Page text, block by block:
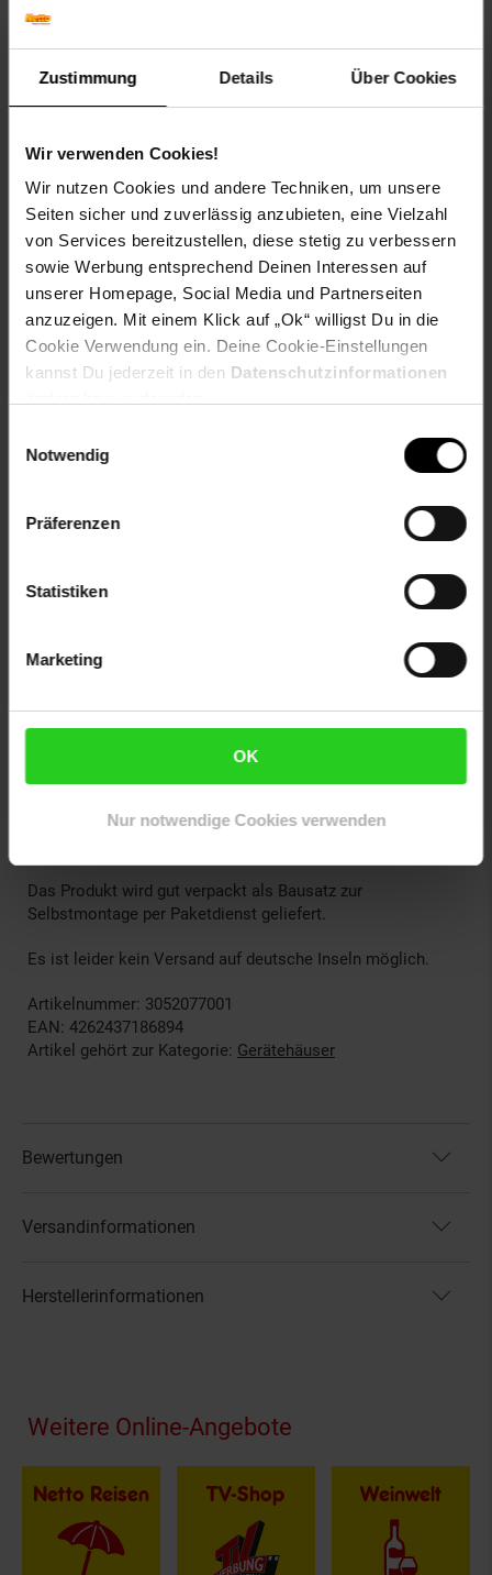
Zustimmung Details Über Cookies
Wir verwenden Cookies!
Wir nutzen Cookies und andere Techniken, um unsere
Seiten sicher und zuverlässig anzubieten, eine Vielzahl
von Services bereitzustellen, diese stetig zu verbessern
sowie Werbung entsprechend Deinen Interessen auf
unserer Homepage, Social Media und Partnerseiten
anzuzeigen. Mit einem Klick auf „Ok“ willigst Du in die
Cookie Verwendung ein. Deine Cookie-Einstellungen
kannst Du jederzeit in den Datenschutzinformationen
Notwendig
Präferenzen
Statistiken
Marketing
OK
Nur notwendige Cookies verwenden
Marke: Juskys
Farbe: anthrazit
Volumen: 6,2 m³
Materialzusammensetzung:
Material Rahmen: Metall
Material Plane: 400D Oxford mit PU Beschichtung
Abmessungen (ca.-Angaben):
Gerätezelt: 160 x 220 x 175 cm
Fenster hinten: 35 x 35 cm
Bei extremem Unwetter eignet sich eine zusätzliche
Texte und Bilder auf dieser Website können KI-
unterstützt erstellt worden sein und werden
Lieferumfang:
1 x Gerätezelt
1 x Montagematerial
Das Produkt wird gut verpackt als Bausatz zur
Selbstmontage per Paketdienst geliefert.
Es ist leider kein Versand auf deutsche Inseln möglich.
Artikelnummer: 3052077001
EAN: 4262437186894
Artikel gehört zur Kategorie: Gerätehäuser
Bewertungen
Versandinformationen
Herstellerinformationen
Fußzeile
Weitere Online-Angebote
Netto Reisen TV-Shop Weinwelt